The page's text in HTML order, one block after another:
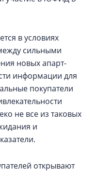
в условиях
сильными
новых апарт-
информации для
покупатели
не все из таковых
и
открывают